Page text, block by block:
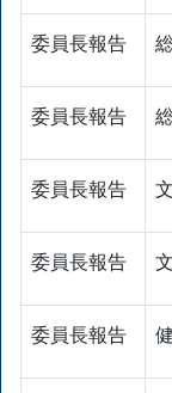
委員長報告
委員長報告
委員長報告
委員長報告
委員長報告